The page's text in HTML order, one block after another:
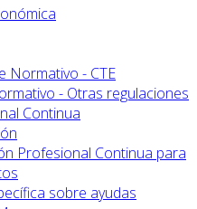
Normativo - CTE
- Otras regulaciones
Continua
Profesional Continua para
sobre ayudas